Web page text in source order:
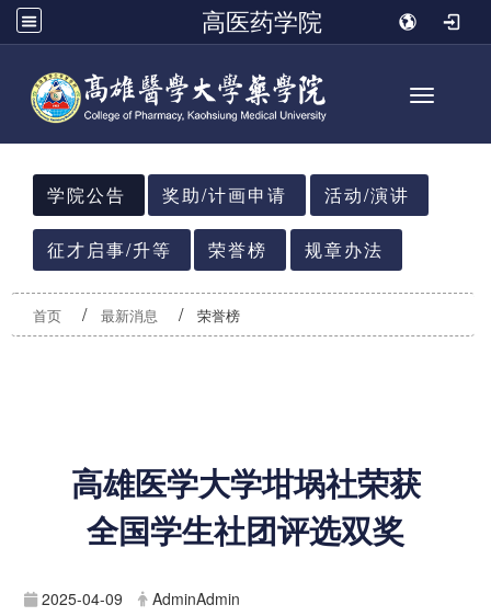
高医药学院
Toggle
:::
学院公告
奖助/计画申请 活动/演讲
征才启事/升等 荣誉榜 规章办法
首页 最新消息 荣誉榜
高雄医学大学坩埚社荣获
全国学生社团评选双奖
2025-04-09 AdminAdmin